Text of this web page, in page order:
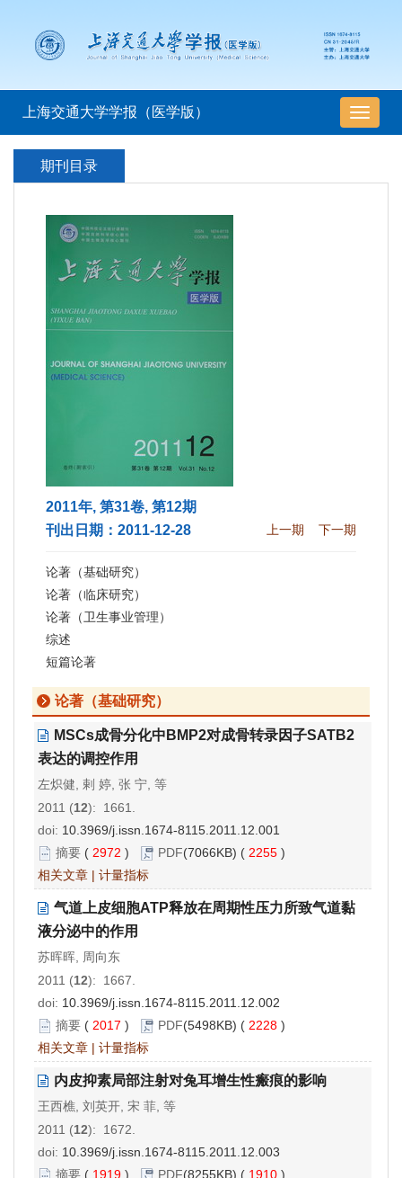
导
航
上海交通大学学报（医学版）
期刊目录
2011年, 第31卷, 第12期
刊出日期：2011-12-28
上一期 下一期
论著（基础研究）
论著（临床研究）
论著（卫生事业管理）
综述
短篇论著
论著（基础研究）
MSCs成骨分化中BMP2对成骨转录因子SATB2
表达的调控作用
左炽健, 剌 婷, 张 宁, 等
2011 (12): 1661.
doi: 10.3969/j.issn.1674-8115.2011.12.001
摘要 ( 2972 ) PDF(7066KB) ( 2255 )
相关文章 | 计量指标
气道上皮细胞ATP释放在周期性压力所致气道黏
液分泌中的作用
苏晖晖, 周向东
2011 (12): 1667.
doi: 10.3969/j.issn.1674-8115.2011.12.002
摘要 ( 2017 ) PDF(5498KB) ( 2228 )
相关文章 | 计量指标
内皮抑素局部注射对兔耳增生性瘢痕的影响
王西樵, 刘英开, 宋 菲, 等
2011 (12): 1672.
doi: 10.3969/j.issn.1674-8115.2011.12.003
摘要 ( 1919 ) PDF(8255KB) ( 1910 )